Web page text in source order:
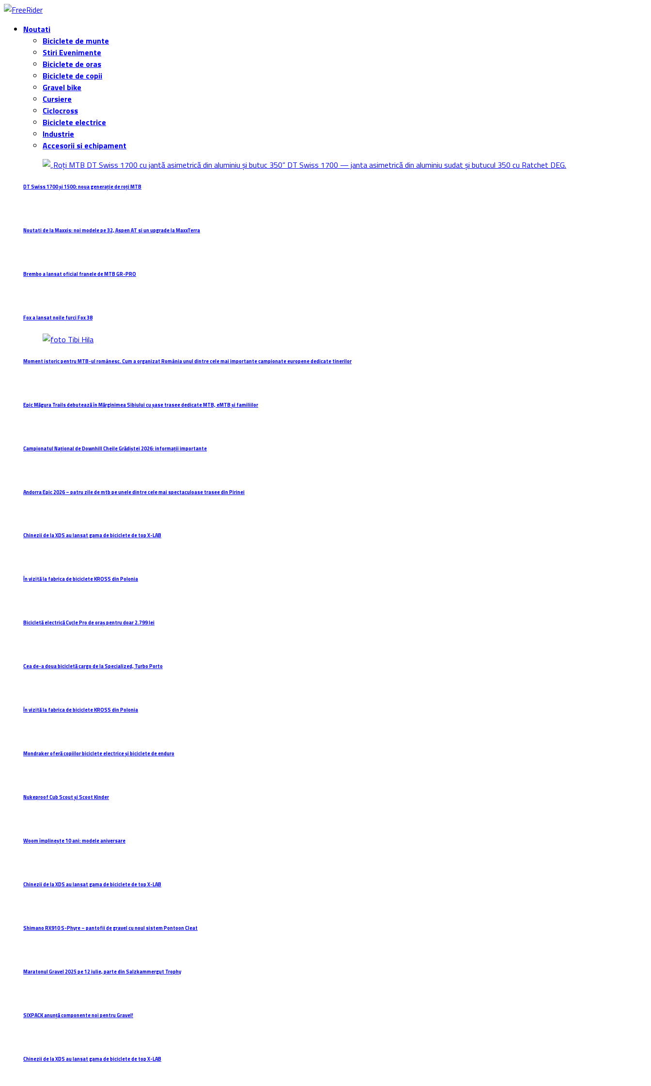
Noutati
Biciclete de munte
Stiri Evenimente
Biciclete de oras
Biciclete de copii
Gravel bike
Cursiere
Ciclocross
Biciclete electrice
Industrie
Accesorii si echipament
DT Swiss 1700 și 1500: noua generație de roți MTB
Noutati de la Maxxis: noi modele pe 32, Aspen AT si un upgrade la MaxxTerra
Brembo a lansat oficial franele de MTB GR-PRO
Fox a lansat noile furci Fox 38
Moment istoric pentru MTB-ul românesc. Cum a organizat România unul dintre cele mai importante campionate europene dedicate tinerilor
Epic Măgura Trails debutează în Mărginimea Sibiului cu șase trasee dedicate MTB, eMTB și familiilor
Campionatul Național de Downhill Cheile Grădiștei 2026: informații importante
Andorra Epic 2026 – patru zile de mtb pe unele dintre cele mai spectaculoase trasee din Pirinei
Chinezii de la XDS au lansat gama de biciclete de top X-LAB
În vizită la fabrica de biciclete KROSS din Polonia
Bicicletă electrică Cycle Pro de oraș pentru doar 2.799 lei
Cea de-a doua bicicletă cargo de la Specialized, Turbo Porto
În vizită la fabrica de biciclete KROSS din Polonia
Mondraker oferă copiilor biciclete electrice și biciclete de enduro
Nukeproof Cub Scout și Scoot Kinder
Woom împlinește 10 ani: modele aniversare
Chinezii de la XDS au lansat gama de biciclete de top X-LAB
Shimano RX910 S-Phyre – pantofii de gravel cu noul sistem Pontoon Cleat
Maratonul Gravel 2025 pe 12 iulie, parte din Salzkammergut Trophy
SIXPACK anunță componente noi pentru Gravel!
Chinezii de la XDS au lansat gama de biciclete de top X-LAB